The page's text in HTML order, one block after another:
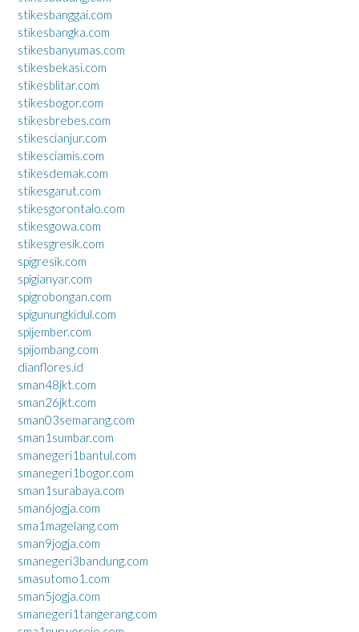
stikesbanggai.com
stikesbangka.com
stikesbanyumas.com
stikesbekasi.com
stikesblitar.com
stikesbogor.com
stikesbrebes.com
stikescianjur.com
stikesciamis.com
stikesdemak.com
stikesgarut.com
stikesgorontalo.com
stikesgowa.com
stikesgresik.com
spigresik.com
spigianyar.com
spigrobongan.com
spigunungkidul.com
spijember.com
spijombang.com
dianflores.id
sman48jkt.com
sman26jkt.com
sman03semarang.com
sman1sumbar.com
smanegeri1bantul.com
smanegeri1bogor.com
sman1surabaya.com
sman6jogja.com
sma1magelang.com
sman9jogja.com
smanegeri3bandung.com
smasutomo1.com
sman5jogja.com
smanegeri1tangerang.com